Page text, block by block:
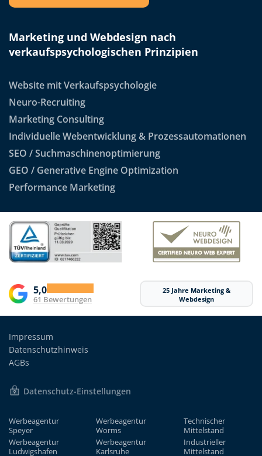
Marketing und Webdesign nach
verkaufspsychologischen Prinzipien
Website mit Verkaufspsychologie
Neuro-Recruiting
Marketing Consulting
Individuelle Webentwicklung & Prozessautomationen
SEO / Suchmaschinenoptimierung
GEO / Generative Engine Optimization
Performance Marketing
5,0
61 Bewertungen
25 Jahre Marketing &
Webdesign
Impressum
Datenschutzhinweis
AGBs
Datenschutz-Einstellungen
Werbeagentur
Speyer
Werbeagentur
Ludwigshafen
Werbeagentur
Worms
Werbeagentur
Karlsruhe
Technischer
Mittelstand
Industrieller
Mittelstand